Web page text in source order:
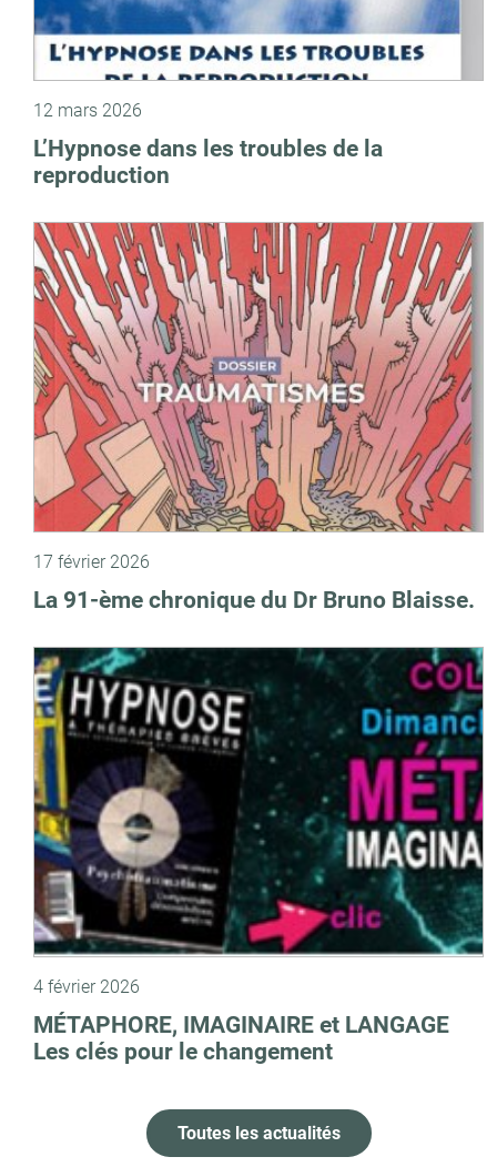
12 mars 2026
L’Hypnose dans les troubles de la
reproduction
17 février 2026
La 91-ème chronique du Dr Bruno Blaisse.
4 février 2026
MÉTAPHORE, IMAGINAIRE et LANGAGE
Les clés pour le changement
Toutes les actualités